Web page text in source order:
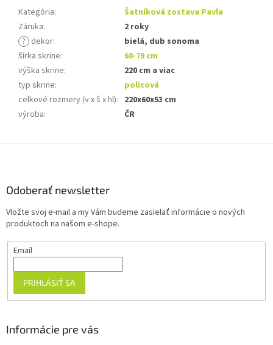
Kategória:
Šatníková zostava Pavla
Záruka:
2 roky
? dekor:
bielá, dub sonoma
šírka skrine:
60-79 cm
výška skrine:
220 cm a viac
typ skrine:
policová
celkové rozmery (v x š x hl): 220x60x53 cm
výroba: ČR
Odoberať newsletter
Vložte svoj e-mail a my Vám budeme zasielať informácie o nových
produktoch na našom e-shope.
Email
PRIHLÁSIŤ SA
Informácie pre vás